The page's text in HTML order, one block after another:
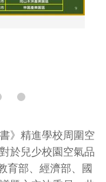
》精進學校周圍空
於兒少校園空氣品
育部、經濟部、國